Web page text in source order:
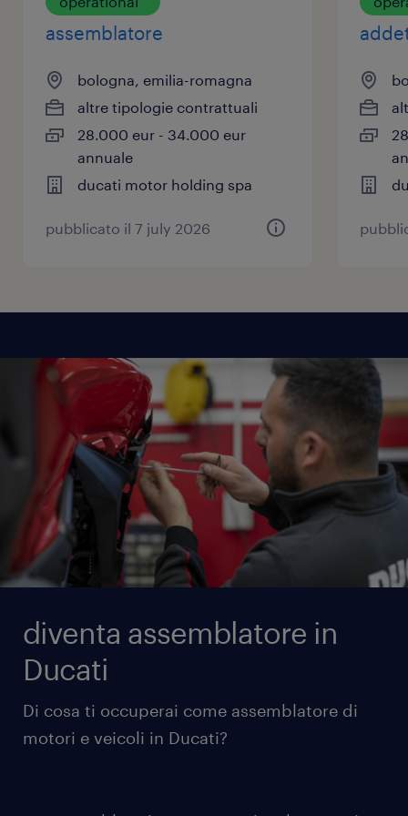
assemblatore
bologna, emilia-romagna
altre tipologie contrattuali
28.000 eur - 34.000 eur
annuale
ducati motor holding spa
pubblicato il 7 july 2026
diventa assemblatore in
Ducati
Di cosa ti occuperai come assemblatore di
motori e veicoli in Ducati?